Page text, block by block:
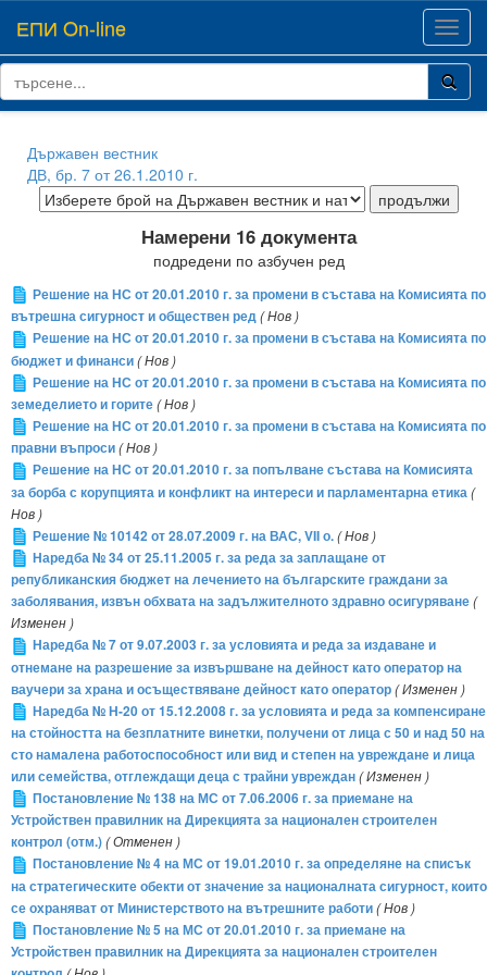
ЕПИ On-line
Държавен вестник
ДВ, бр. 7 от 26.1.2010 г.
Намерени 16 документа
подредени по азбучен ред
Решение на НС от 20.01.2010 г. за промени в състава на Комисията по
вътрешна сигурност и обществен ред( Нов )
Решение на НС от 20.01.2010 г. за промени в състава на Комисията по
бюджет и финанси( Нов )
Решение на НС от 20.01.2010 г. за промени в състава на Комисията по
земеделието и горите( Нов )
Решение на НС от 20.01.2010 г. за промени в състава на Комисията по
правни въпроси( Нов )
Решение на НС от 20.01.2010 г. за попълване състава на Комисията
за борба с корупцията и конфликт на интереси и парламентарна етика(
Нов )
Решение № 10142 от 28.07.2009 г. на ВАС, VII о.( Нов )
Наредба № 34 от 25.11.2005 г. за реда за заплащане от
републиканския бюджет на лечението на българските граждани за
заболявания, извън обхвата на задължителното здравно осигуряване(
Изменен )
Наредба № 7 от 9.07.2003 г. за условията и реда за издаване и
отнемане на разрешение за извършване на дейност като оператор на
ваучери за храна и осъществяване дейност като оператор( Изменен )
Наредба № Н-20 от 15.12.2008 г. за условията и реда за компенсиране
на стойността на безплатните винетки, получени от лица с 50 и над 50 на
сто намалена работоспособност или вид и степен на увреждане и лица
или семейства, отглеждащи деца с трайни увреждан( Изменен )
Постановление № 138 на МС от 7.06.2006 г. за приемане на
Устройствен правилник на Дирекцията за национален строителен
контрол (отм.)( Отменен )
Постановление № 4 на МС от 19.01.2010 г. за определяне на списък
на стратегическите обекти от значение за националната сигурност, които
се охраняват от Министерството на вътрешните работи( Нов )
Постановление № 5 на МС от 20.01.2010 г. за приемане на
Устройствен правилник на Дирекцията за национален строителен